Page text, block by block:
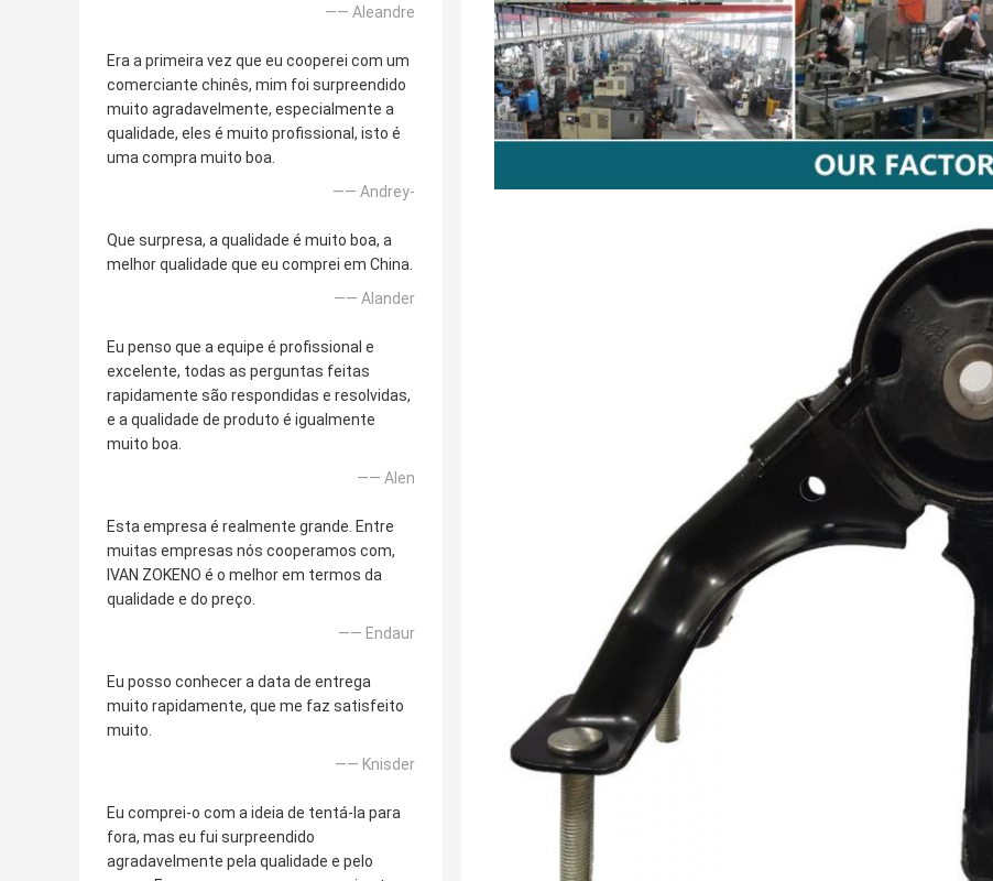
—— Aleandre
Era a primeira vez que eu cooperei com um
comerciante chinês, mim foi surpreendido
muito agradavelmente, especialmente a
qualidade, eles é muito profissional, isto é
uma compra muito boa.
—— Andrey-
Que surpresa, a qualidade é muito boa, a
melhor qualidade que eu comprei em China.
—— Alander
Eu penso que a equipe é profissional e
excelente, todas as perguntas feitas
rapidamente são respondidas e resolvidas,
e a qualidade de produto é igualmente
muito boa.
—— Alen
Esta empresa é realmente grande. Entre
muitas empresas nós cooperamos com,
IVAN ZOKENO é o melhor em termos da
qualidade e do preço.
—— Endaur
Eu posso conhecer a data de entrega
muito rapidamente, que me faz satisfeito
muito.
—— Knisder
Eu comprei-o com a ideia de tentá-la para
fora, mas eu fui surpreendido
agradavelmente pela qualidade e pelo